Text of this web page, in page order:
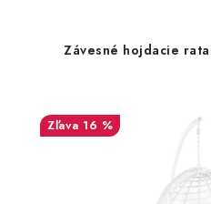
Závesné hojdacie
16 %